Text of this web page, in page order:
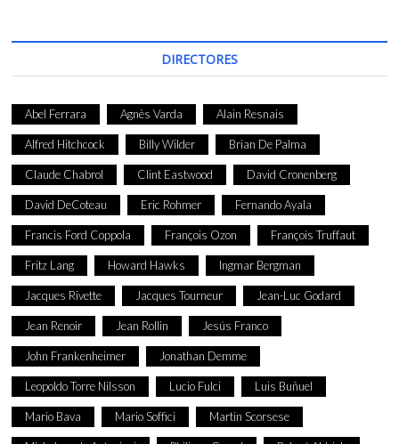
DIRECTORES
Abel Ferrara Agnès Varda Alain Resnais
Alfred Hitchcock Billy Wilder Brian De Palma
Claude Chabrol Clint Eastwood David Cronenberg
David DeCoteau Eric Rohmer Fernando Ayala
Francis Ford Coppola François Ozon François Truffaut
Fritz Lang Howard Hawks Ingmar Bergman
Jacques Rivette Jacques Tourneur Jean-Luc Godard
Jean Renoir Jean Rollin Jesús Franco
John Frankenheimer Jonathan Demme
Leopoldo Torre Nilsson Lucio Fulci Luis Buñuel
Mario Bava Mario Soffici Martin Scorsese